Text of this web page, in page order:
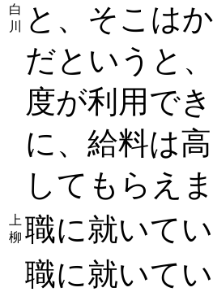
白
川
と、そこは
だというと
度が利用で
に、給料は
してもらえ
上
柳 職に就いて
職に就いて